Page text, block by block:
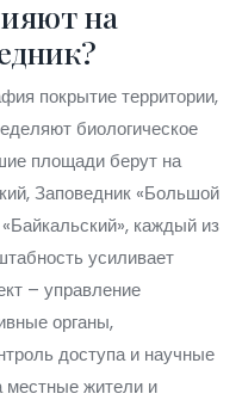
на
покрытие территории,
биологическое
площади берут на
Заповедник «Большой
каждый из
усиливает
– управление
органы,
доступа и научные
местные жители и